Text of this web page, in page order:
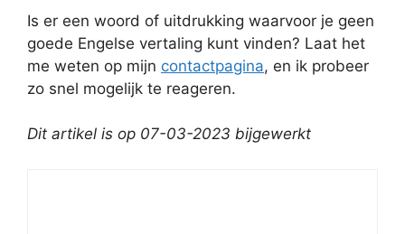
Is er een woord of uitdrukking waarvoor je geen
goede Engelse vertaling kunt vinden? Laat het
me weten op mijn contactpagina, en ik probeer
zo snel mogelijk te reageren.
Dit artikel is op 07-03-2023 bijgewerkt